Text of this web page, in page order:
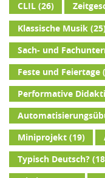
CLIL(26)
Klassische Musik
Sach- und
Feste und Feiertage
Performative
Miniprojekt(19)
Typisch Deutsch?